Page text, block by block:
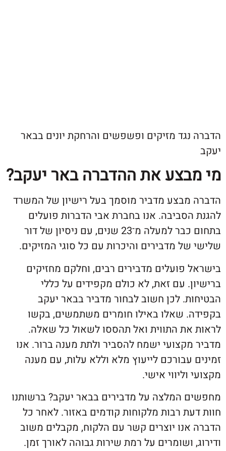
מזיקים ופשפשים והרחקת יונים בבאר
את ההדברה באר יעקב?
מדביר מוסמך בעל רישיון של המשרד
אנו בחברת אבי הדברות פועלים
בתחום כבר למעלה מ־23 שנים, עם ניסיון של דור
מדבירים והיכרות עם כל סוגי המזיקים.
פועלים מדבירים רבים, וחלקם מחזיקים
עם זאת, לא כולם מקפידים על כללי
לכן חשוב לבחור מדביר בבאר יעקב
שאלו באילו חומרים משתמשים, בקשו
התווית ואל תהססו לשאול כל שאלה.
ישמח להסביר ולתת מענה ברור. אנו
עבורכם לייעוץ מלא וללא עלות, עם מענה
אישי.
המלצה על מדבירים בבאר יעקב? ברשותנו
רבות מלקוחות קודמים באזור. לאחר כל
יוצרים קשר עם הלקוח, מקבלים משוב
ושומרים על רמת שירות גבוהה לאורך זמן.